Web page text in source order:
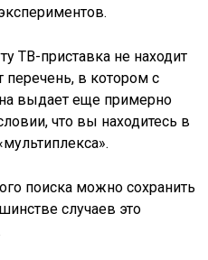
ТВ-приставка не находит
перечень, в котором с
выдает еще примерно
что вы находитесь в
поиска можно сохранить
случаев это